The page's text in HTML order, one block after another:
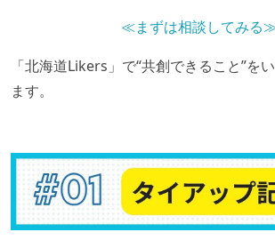
≪まずは相談してみる
「北海道Likers」で“共創できること”を
ます。